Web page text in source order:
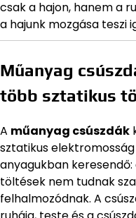
csak a hajon, hanem a
a hajunk mozgása teszi
Műanyag
több sztatikus
A műanyag csúszdák
sztatikus
anyagukban
töltések nem tudnak
felhalmozódnak. A